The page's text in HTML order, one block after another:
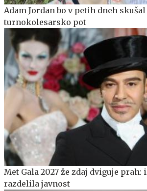
Adam Jordan bo v petih dneh
turnokolesarsko pot
Met Gala 2027 že zdaj dviguje prah:
razdelila javnost